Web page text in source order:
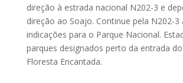
direção à estrada nacional N202-3 e
direção ao Soajo. Continue pela N202-
indicações para o Parque Nacional.
parques designados perto da entrada
Floresta Encantada.